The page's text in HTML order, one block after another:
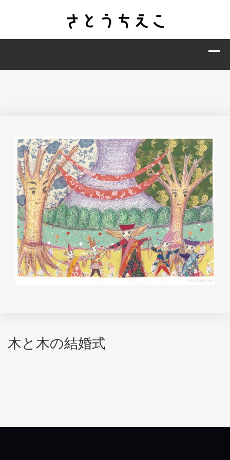
木と木の結婚式